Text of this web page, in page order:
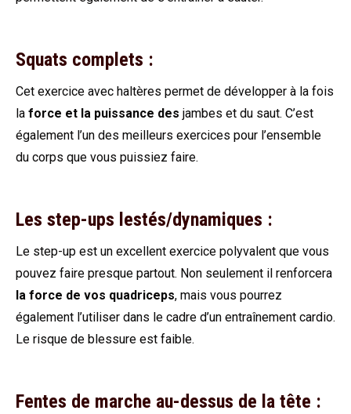
Squats complets :
Cet exercice avec haltères permet de développer à la fois
la force et la puissance des jambes et du saut. C’est
également l’un des meilleurs exercices pour l’ensemble
du corps que vous puissiez faire.
Les step-ups lestés/dynamiques :
Le step-up est un excellent exercice polyvalent que vous
pouvez faire presque partout. Non seulement il renforcera
la force de vos quadriceps, mais vous pourrez
également l’utiliser dans le cadre d’un entraînement cardio.
Le risque de blessure est faible.
Fentes de marche au-dessus de la tête :